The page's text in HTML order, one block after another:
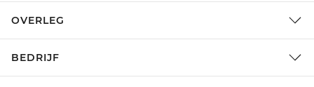
OVERLEG
BEDRIJF